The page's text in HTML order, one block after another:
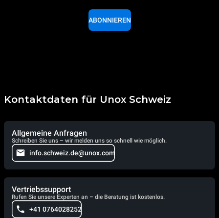
ABONNIEREN
Kontaktdaten für Unox Schweiz
Allgemeine Anfragen
Schreiben Sie uns – wir melden uns so schnell wie möglich.
info.schweiz.de@unox.com
Vertriebssupport
Rufen Sie unsere Experten an – die Beratung ist kostenlos.
+41 0764028252